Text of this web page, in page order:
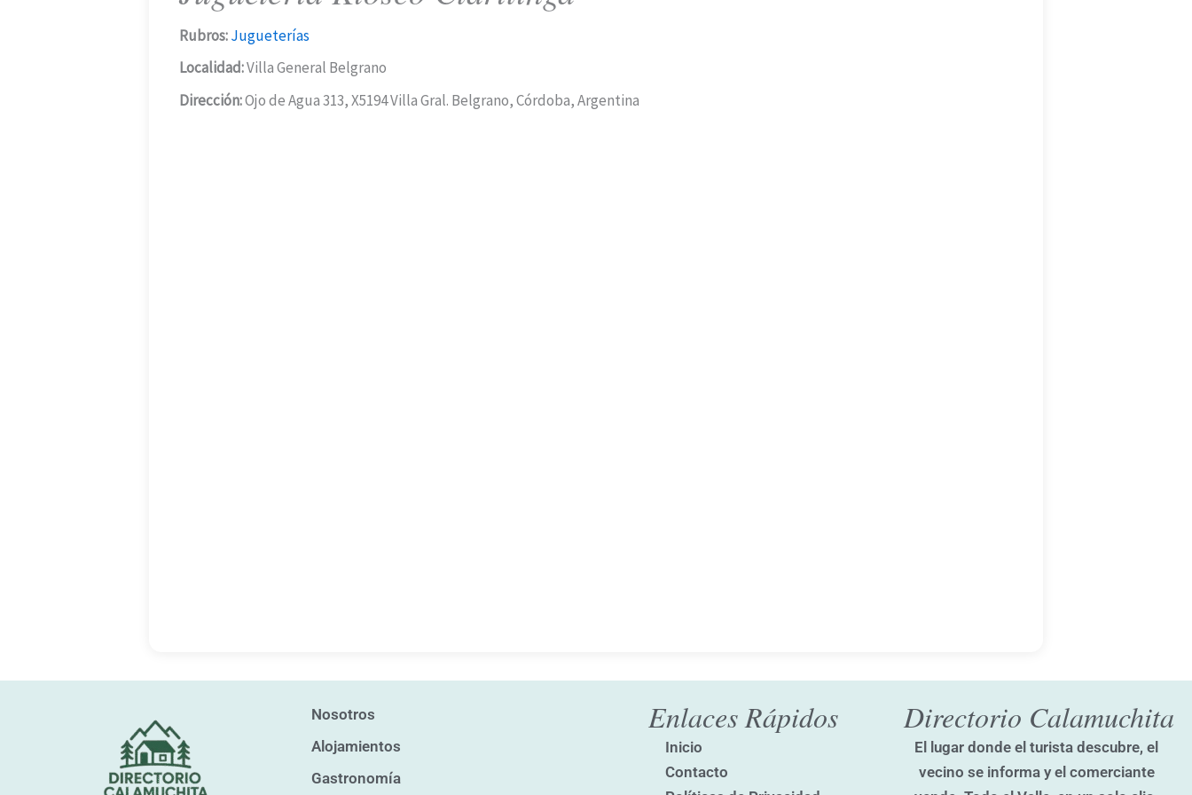
Rubros:Jugueterías
Localidad:Villa General Belgrano
Dirección:Ojo de Agua 313, X5194 Villa Gral. Belgrano, Córdoba, Argentina
Nosotros
Alojamientos
Gastronomía
Enlaces Rápidos
Inicio
Contacto
Directorio Calamuchita
El lugar donde el turista descubre, el
vecino se informa y el comerciante